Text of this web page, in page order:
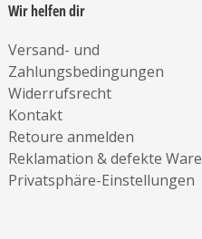
Wir helfen dir
Versand- und
Zahlungsbedingungen
Widerrufsrecht
Kontakt
Retoure anmelden
Reklamation & defekte Ware
Privatsphäre-Einstellungen